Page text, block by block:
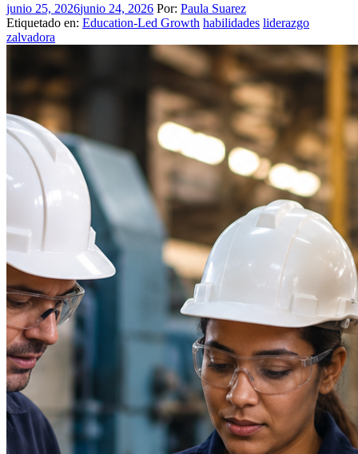
junio 25, 2026junio 24, 2026 Por: Paula Suarez
Etiquetado en: Education-Led Growth habilidades liderazgo
zalvadora